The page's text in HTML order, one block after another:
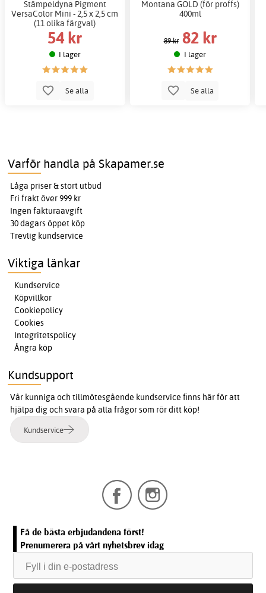
Stämpeldyna Pigment
VersaColor Mini - 2,5 x 2,5 cm
(11 olika färgval)
54 kr
I lager
Se alla
Montana GOLD (för proffs)
400ml
89 kr 82 kr
I lager
Se alla
Varför handla på Skapamer.se
Låga priser & stort utbud
Fri frakt över 999 kr
Ingen fakturaavgift
30 dagars öppet köp
Trevlig kundservice
Viktiga länkar
Kundservice
Köpvillkor
Cookiepolicy
Cookies
Integritetspolicy
Ångra köp
Kundsupport
Vår kunniga och tillmötesgående kundservice finns här för att
hjälpa dig och svara på alla frågor som rör ditt köp!
Kundservice
Få de bästa erbjudandena först!
Prenumerera på vårt nyhetsbrev idag